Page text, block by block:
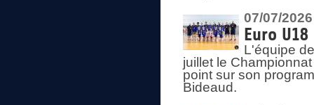
07/07/2026
Euro
L'équipe
juillet le
point sur son
Bideaud.